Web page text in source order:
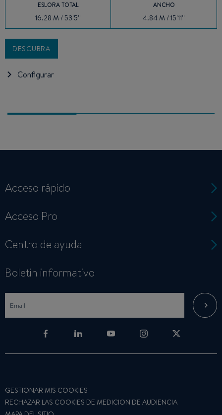
ESLORA TOTAL
16.28 M / 53'5''
ANCHO
4.84 M / 15'11''
DESCUBRA
Configurar
Acceso rápido
Acceso Pro
Centro de ayuda
Boletin informativo
GESTIONAR MIS COOKIES
RECHAZAR LAS COOKIES DE MEDICION DE AUDIENCIA